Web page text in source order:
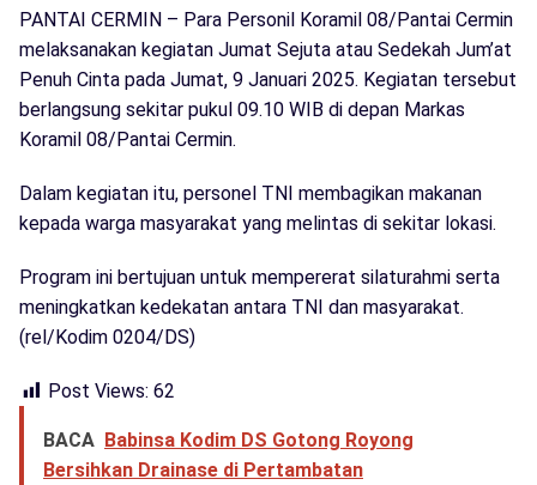
PANTAI CERMIN – Para Personil Koramil 08/Pantai Cermin
melaksanakan kegiatan Jumat Sejuta atau Sedekah Jum’at
Penuh Cinta pada Jumat, 9 Januari 2025. Kegiatan tersebut
berlangsung sekitar pukul 09.10 WIB di depan Markas
Koramil 08/Pantai Cermin.
Dalam kegiatan itu, personel TNI membagikan makanan
kepada warga masyarakat yang melintas di sekitar lokasi.
Program ini bertujuan untuk mempererat silaturahmi serta
meningkatkan kedekatan antara TNI dan masyarakat.
(rel/Kodim 0204/DS)
Post Views: 62
BACA Babinsa Kodim DS Gotong Royong
Bersihkan Drainase di Pertambatan